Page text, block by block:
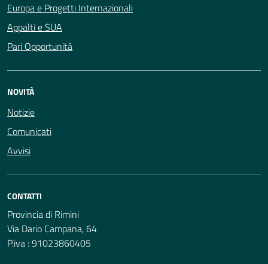
Europa e Progetti Internazionali
Appalti e SUA
Pari Opportunità
NOVITÀ
Notizie
Comunicati
Avvisi
CONTATTI
Provincia di Rimini
Via Dario Campana, 64
P.iva : 91023860405